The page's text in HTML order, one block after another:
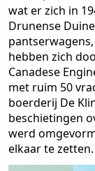
wat er zich in
Drunense
hebben zich
Canadese
met ruim 50
boerderij De
beschietingen
werd
elkaar te zetten.